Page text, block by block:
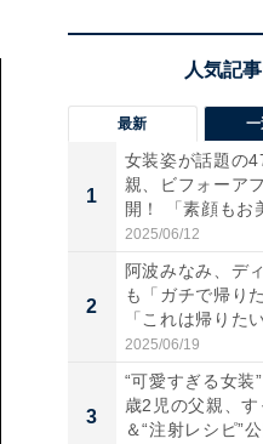
最新
1
女装姿が話題の
親、ビフォーア
開！ 「素顔もお
2025/06/12
2
阿波みなみ、デ
も「ガチで帰り
「これは帰りた
ち...
2025/06/19
3
“可愛すぎる女装
歳2児の父親、
＆“注射レシピ”